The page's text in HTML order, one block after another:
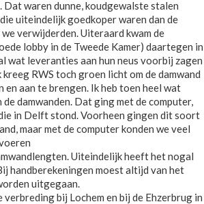
Dat waren dunne, koudgewalste stalen
uiteindelijk goedkoper waren dan de
verwijderden. Uiteraard kwam de
lobby in de Tweede Kamer) daartegen in
wat leveranties aan hun neus voorbij zagen
RWS toch groen licht om de damwand
en aan te brengen. Ik heb toen heel wat
damwanden. Dat ging met de computer,
in Delft stond. Voorheen gingen dit soort
maar met de computer konden we veel
Uiteindelijk heeft het nogal
handberekeningen moest altijd van het
uitgegaan.
verbreding bij Lochem en bij de Ehzerbrug in